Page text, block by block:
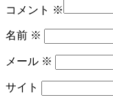
コメント ※
名前 ※
メール ※
サイト